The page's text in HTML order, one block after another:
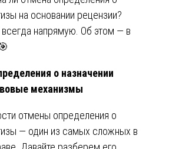
на основании рецензии?
напрямую. Об этом — в
о назначении
механизмы
отмены определения о
— один из самых сложных в